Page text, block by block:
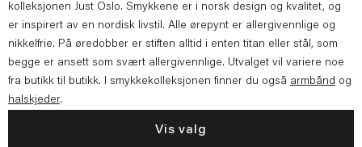
kolleksjonen Just Oslo. Smykkene er i norsk design og kvalitet, og
er inspirert av en nordisk livstil. Alle ørepynt er allergivennlige og
nikkelfrie. På øredobber er stiften alltid i enten titan eller stål, som
begge er ansett som svært allergivennlige. Utvalget vil variere noe
fra butikk til butikk. I smykkekolleksjonen finner du også armbånd og
halskjeder.
Vis valg